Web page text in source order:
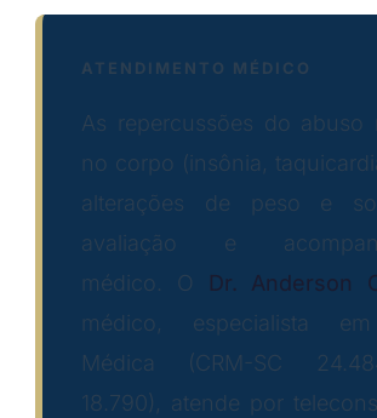
ATENDIMENTO MÉDICO
As repercussões do abuso
no corpo (insônia,
alterações de peso e
avaliação e
médico. O
Dr. Anderson
médico, especialista
Médica (CRM-SC
18.790), atende por